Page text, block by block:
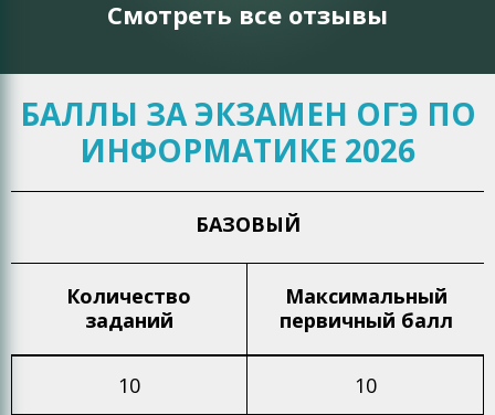
Смотреть все отзывы
БАЛЛЫ ЗА ЭКЗАМЕН ОГЭ ПО
ИНФОРМАТИКЕ 2026
БАЗОВЫЙ
Количество
заданий
Максимальный
первичный балл
10 10